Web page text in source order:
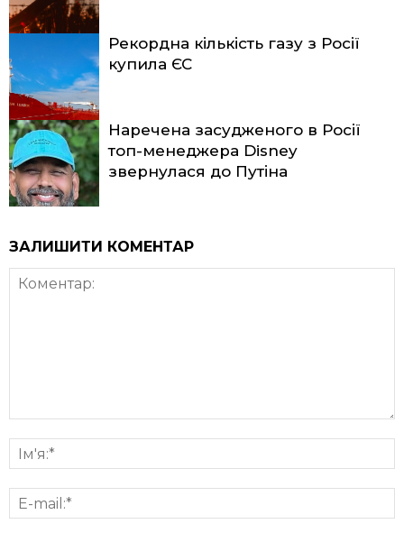
Рекордна кількість газу з Росії
купила ЄС
Наречена засудженого в Росії
топ-менеджера Disney
звернулася до Путіна
ЗАЛИШИТИ КОМЕНТАР